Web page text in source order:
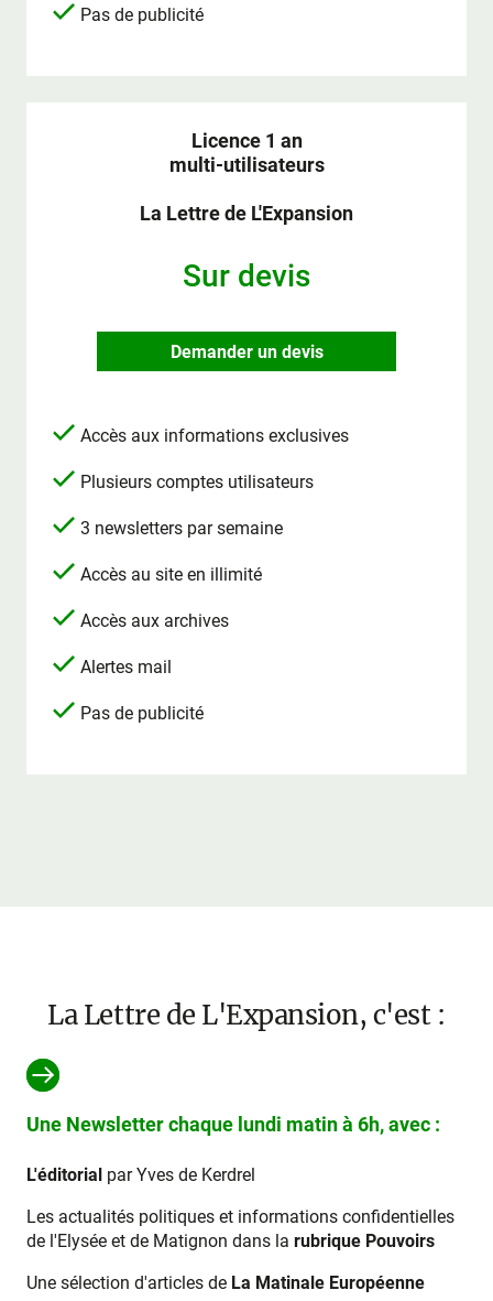
Pas de publicité
Licence 1 an
multi-utilisateurs
La Lettre de L'Expansion
Sur devis
Demander un devis
Accès aux informations exclusives
Plusieurs comptes utilisateurs
3 newsletters par semaine
Accès au site en illimité
Accès aux archives
Alertes mail
Pas de publicité
La Lettre de L'Expansion, c'est :
Une Newsletter chaque lundi matin à 6h, avec :
L'éditorial par Yves de Kerdrel
Les actualités politiques et informations confidentielles
de l'Elysée et de Matignon dans la rubrique Pouvoirs
Une sélection d'articles de La Matinale Européenne